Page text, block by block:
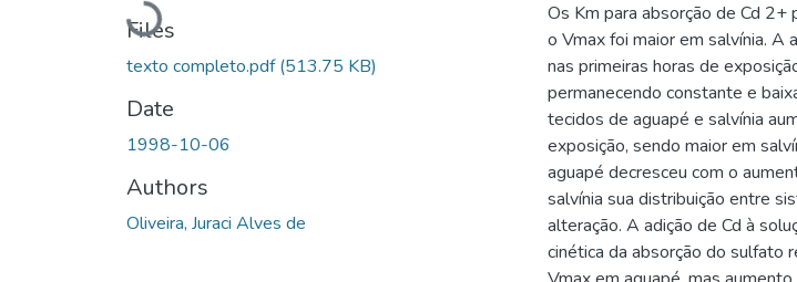
Loading...
Files
texto completo.pdf(513.75 KB)
Date
1998-10-06
Authors
Oliveira, Juraci Alves de
Os Km para absorção de Cd
o Vmax foi maior em salvínia. A
nas primeiras horas de
permanecendo constante e
tecidos de aguapé e salvínia
exposição, sendo maior em
aguapé decresceu com o
salvínia sua distribuição entre
alteração. A adição de Cd à
cinética da absorção do sulfato